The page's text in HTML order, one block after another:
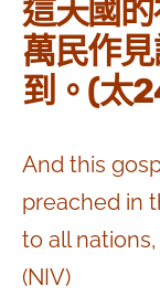
這天國
萬民作
到。(太
And this
preached in
to all
(NIV)